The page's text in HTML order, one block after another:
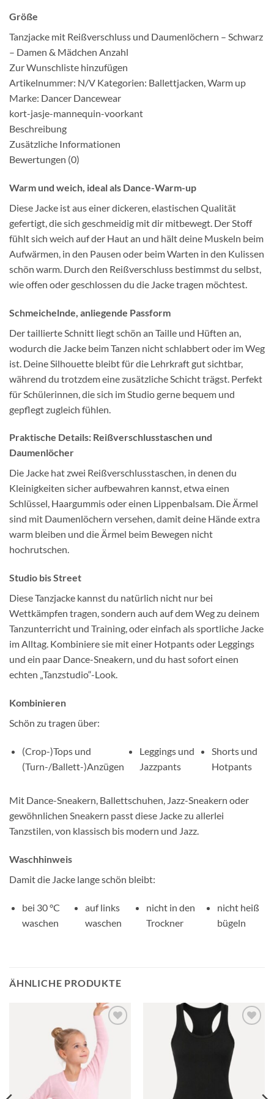
Größe
Tanzjacke mit Reißverschluss und Daumenlöchern – Schwarz
– Damen & Mädchen Anzahl
Zur Wunschliste hinzufügen
Artikelnummer: N/V Kategorien: Ballettjacken, Warm up
Marke: Dancer Dancewear
kort-jasje-mannequin-voorkant
Beschreibung
Zusätzliche Informationen
Bewertungen (0)
Warm und weich, ideal als Dance-Warm-up
Diese Jacke ist aus einer dickeren, elastischen Qualität
gefertigt, die sich geschmeidig mit dir mitbewegt. Der Stoff
fühlt sich weich auf der Haut an und hält deine Muskeln beim
Aufwärmen, in den Pausen oder beim Warten in den Kulissen
schön warm. Durch den Reißverschluss bestimmst du selbst,
wie offen oder geschlossen du die Jacke tragen möchtest.
Schmeichelnde, anliegende Passform
Der taillierte Schnitt liegt schön an Taille und Hüften an,
wodurch die Jacke beim Tanzen nicht schlabbert oder im Weg
ist. Deine Silhouette bleibt für die Lehrkraft gut sichtbar,
während du trotzdem eine zusätzliche Schicht trägst. Perfekt
für Schülerinnen, die sich im Studio gerne bequem und
gepflegt zugleich fühlen.
Praktische Details: Reißverschlusstaschen und
Daumenlöcher
Die Jacke hat zwei Reißverschlusstaschen, in denen du
Kleinigkeiten sicher aufbewahren kannst, etwa einen
Schlüssel, Haargummis oder einen Lippenbalsam. Die Ärmel
sind mit Daumenlöchern versehen, damit deine Hände extra
warm bleiben und die Ärmel beim Bewegen nicht
hochrutschen.
Studio bis Street
Diese Tanzjacke kannst du natürlich nicht nur bei
Wettkämpfen tragen, sondern auch auf dem Weg zu deinem
Tanzunterricht und Training, oder einfach als sportliche Jacke
im Alltag. Kombiniere sie mit einer Hotpants oder Leggings
und ein paar Dance-Sneakern, und du hast sofort einen
echten „Tanzstudio“-Look.
Kombinieren
Schön zu tragen über:
(Crop-)Tops und
(Turn-/Ballett-)Anzügen
Leggings und
Jazzpants
Shorts und
Hotpants
Mit Dance-Sneakern, Ballettschuhen, Jazz-Sneakern oder
gewöhnlichen Sneakern passt diese Jacke zu allerlei
Tanzstilen, von klassisch bis modern und Jazz.
Waschhinweis
Damit die Jacke lange schön bleibt:
bei 30 °C
waschen
auf links
waschen
nicht in den
Trockner
nicht heiß
bügeln
ÄHNLICHE PRODUKTE
Toevoegen
verlanglijst
Toevoegen
verlanglijst